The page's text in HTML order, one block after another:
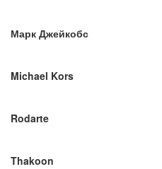
Марк Джейкобс
Michael Kors
Rodarte
Thakoon